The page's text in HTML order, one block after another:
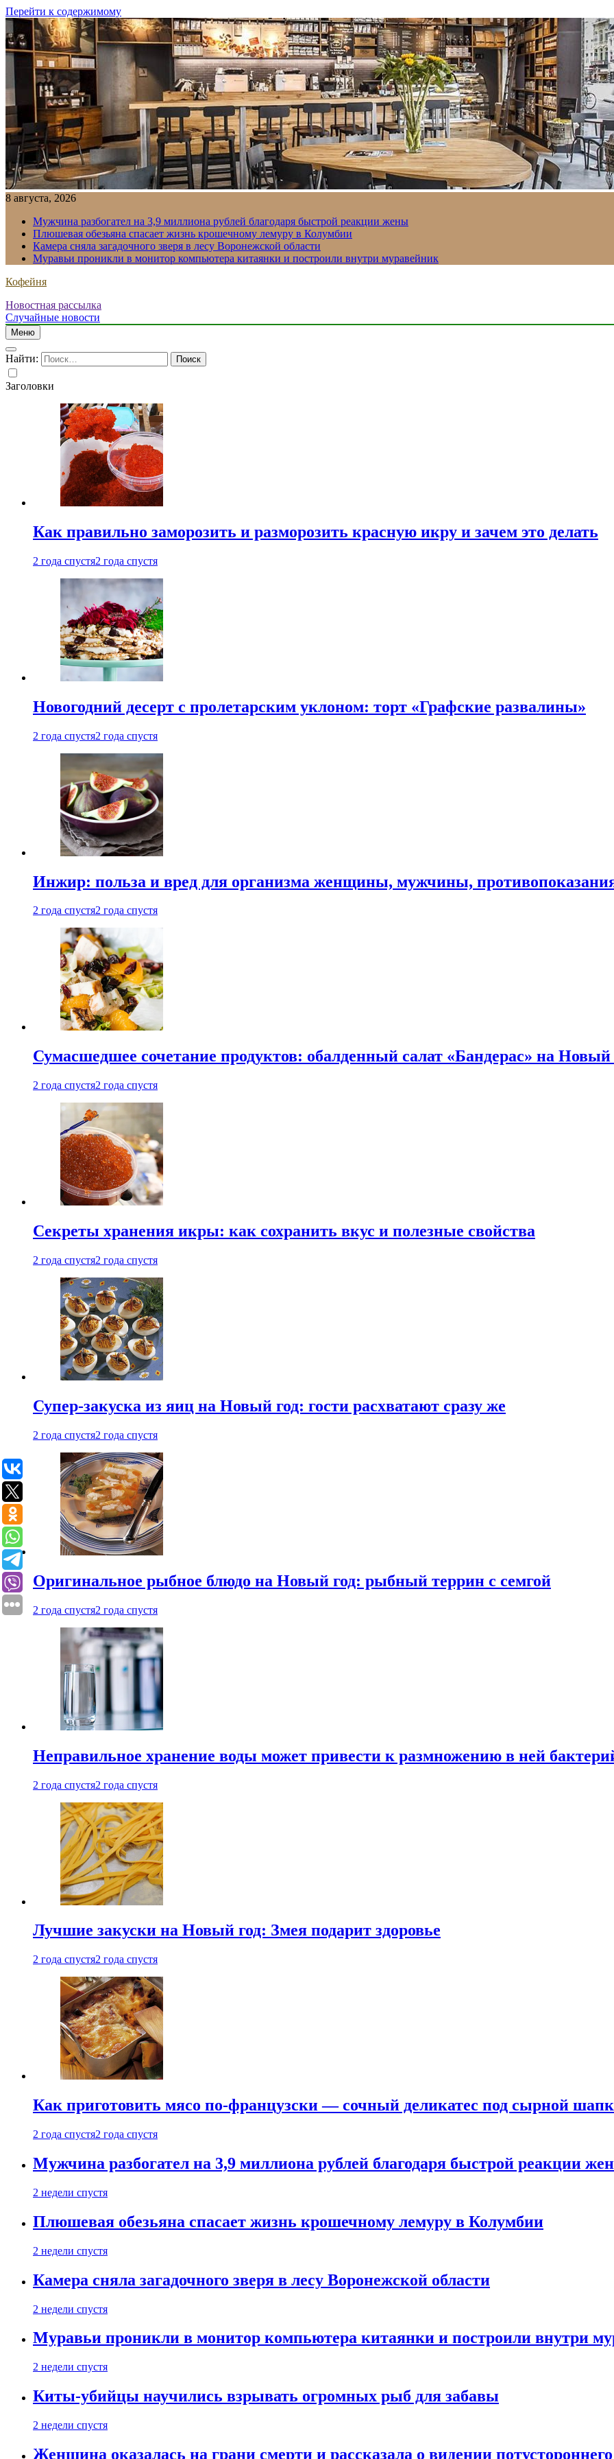
Перейти к содержимому
8 августа, 2026
Мужчина разбогател на 3,9 миллиона рублей благодаря быстрой реакции жены
Плюшевая обезьяна спасает жизнь крошечному лемуру в Колумбии
Камера сняла загадочного зверя в лесу Воронежской области
Муравьи проникли в монитор компьютера китаянки и построили внутри муравейник
Кофейня
Новостная рассылка
Случайные новости
Меню
Найти:
Заголовки
Как правильно заморозить и разморозить красную икру и зачем это делать
2 года спустя2 года спустя
Новогодний десерт с пролетарским уклоном: торт «Графские развалины»
2 года спустя2 года спустя
Инжир: польза и вред для организма женщины, мужчины,
2 года спустя2 года спустя
Сумасшедшее сочетание продуктов: обалденный салат «Бандерас» на Новый
2 года спустя2 года спустя
Секреты хранения икры: как сохранить вкус и полезные свойства
2 года спустя2 года спустя
Супер-закуска из яиц на Новый год: гости расхватают сразу же
2 года спустя2 года спустя
Оригинальное рыбное блюдо на Новый год: рыбный террин с семгой
2 года спустя2 года спустя
Неправильное хранение воды может привести к размножению в ней
2 года спустя2 года спустя
Лучшие закуски на Новый год: Змея подарит здоровье
2 года спустя2 года спустя
Как приготовить мясо по-французски — сочный деликатес под сырной
2 года спустя2 года спустя
Мужчина разбогател на 3,9 миллиона рублей благодаря быстрой реакции
2 недели спустя
Плюшевая обезьяна спасает жизнь крошечному лемуру в Колумбии
2 недели спустя
Камера сняла загадочного зверя в лесу Воронежской области
2 недели спустя
Муравьи проникли в монитор компьютера китаянки и построили внутри
2 недели спустя
Киты-убийцы научились взрывать огромных рыб для забавы
2 недели спустя
Женщина оказалась на грани смерти и рассказала о видении